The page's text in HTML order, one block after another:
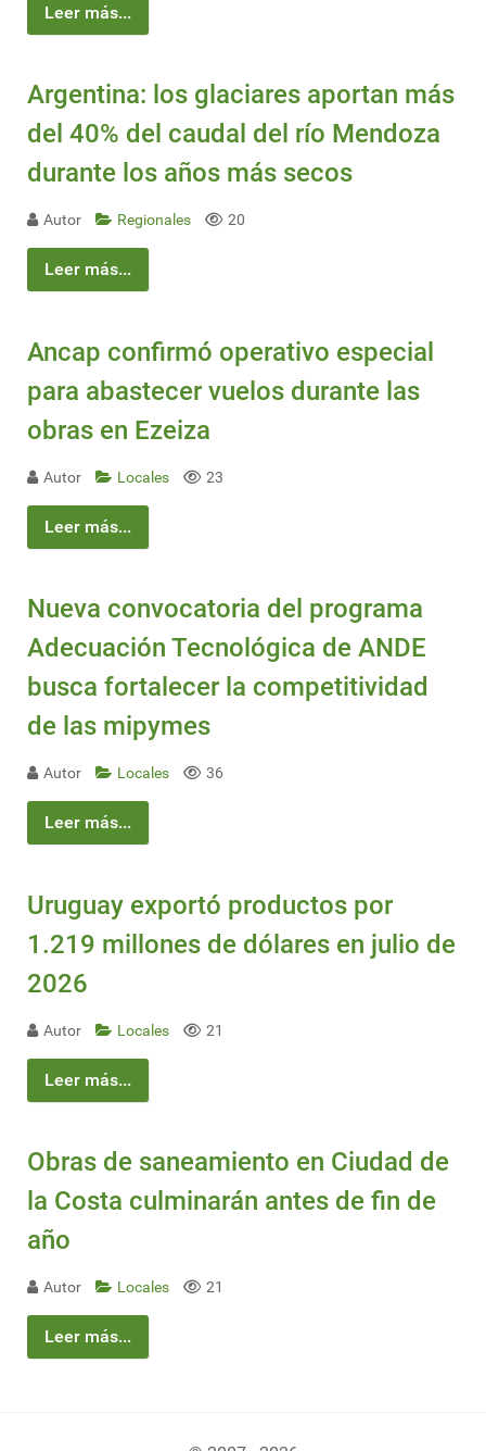
Leer más...
Argentina: los glaciares aportan más
del 40% del caudal del río Mendoza
durante los años más secos
Autor Regionales 20
Leer más...
Ancap confirmó operativo especial
para abastecer vuelos durante las
obras en Ezeiza
Autor Locales 23
Leer más...
Nueva convocatoria del programa
Adecuación Tecnológica de ANDE
busca fortalecer la competitividad
de las mipymes
Autor Locales 36
Leer más...
Uruguay exportó productos por
1.219 millones de dólares en julio de
2026
Autor Locales 21
Leer más...
Obras de saneamiento en Ciudad de
la Costa culminarán antes de fin de
año
Autor Locales 21
Leer más...